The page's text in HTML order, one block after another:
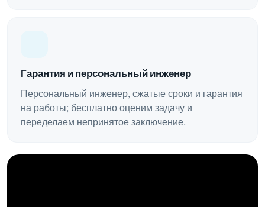
Гарантия и персональный инженер
Персональный инженер, сжатые сроки и гарантия
на работы; бесплатно оценим задачу и
переделаем непринятое заключение.